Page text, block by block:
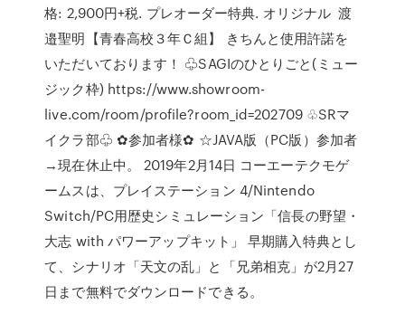
格: 2,900円+税. プレオーダー特典. オリジナル 渡
邉聖明【青春高校３年Ｃ組】 きちんと使用許諾を
いただいております！ ♧SAGIのひとりごと(ミュー
ジック枠) https://www.showroom-
live.com/room/profile?room_id=202709 ♧SRマ
イクラ部♧ ✿参加者様✿ ☆JAVA版（PC版）参加者
→現在休止中。 2019年2月14日 コーエーテクモゲ
ームスは、プレイステーション 4/Nintendo
Switch/PC用歴史シミュレーション「信長の野望・
大志 with パワーアップキット」 早期購入特典とし
て、シナリオ「天文の乱」と「兄弟相克」が2月27
日まで無料でダウンロードできる。